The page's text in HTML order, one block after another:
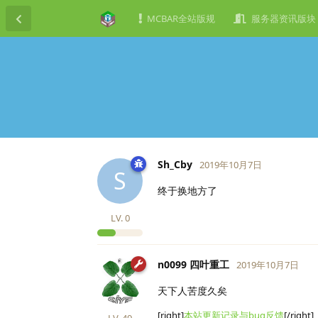
MCBAR全站版规 服务器资讯版块
S
Sh_Cby
LV.0
2019年10月7日
终于换地方了
n0099 四叶重工 2019年10月7日
天下人苦度久矣
[right]本站更新记录与bug反馈[/right]